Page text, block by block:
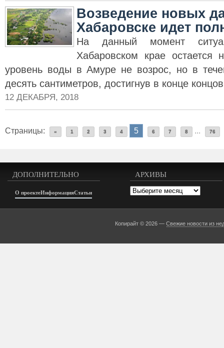
Возведение новых
Хабаровске идет
На данный момент
Хабаровском крае остается
уровень воды в Амуре не возрос, но в
десять сантиметров, достигнув в конце
12 ДЕКАБРЯ, 2018
Страницы: « 1 2 3 4 5 6 7 8 ... 76
ДОПОЛНИТЕЛЬНО
О проектеИнформацияСтатьи
АРХИВЫ
Архивы
Копирайт © 2026 —Свежие новости из